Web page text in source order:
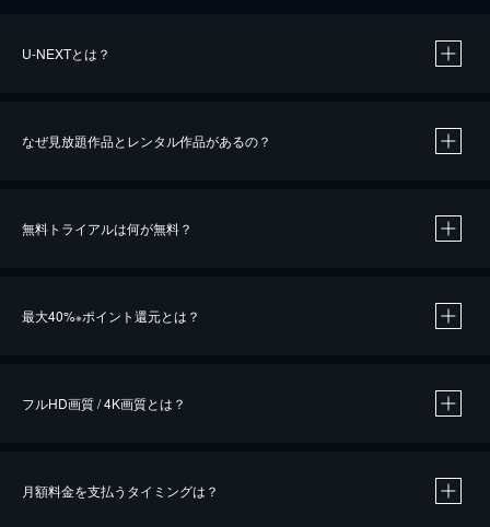
U-NEXTとは？
なぜ見放題作品とレンタル作品があるの？
無料トライアルは何が無料？
最大40%※ポイント還元とは？
※40％ポイント還元の対象は、クレジットカード決済による作品の購入 / レンタルです。
iOSアプリのUコイン決済による作品の購入 / レンタルは、20％のポイント還元です。
フルHD画質 / 4K画質とは？
月額料金を支払うタイミングは？